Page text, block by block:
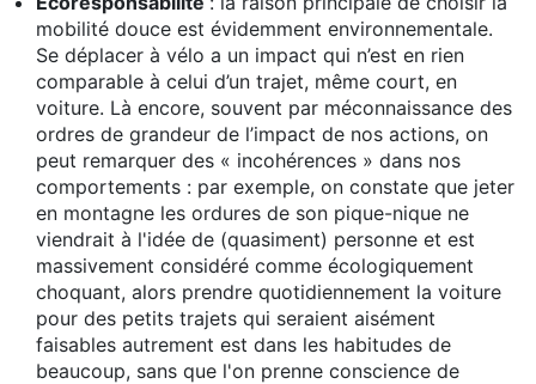
mobilité douce est évidemment environnementale.
Se déplacer à vélo a un impact qui n’est en rien
comparable à celui d’un trajet, même court, en
voiture. Là encore, souvent par méconnaissance des
ordres de grandeur de l’impact de nos actions, on
peut remarquer des « incohérences » dans nos
comportements : par exemple, on constate que jeter
en montagne les ordures de son pique-nique ne
viendrait à l'idée de (quasiment) personne et est
massivement considéré comme écologiquement
choquant, alors prendre quotidiennement la voiture
pour des petits trajets qui seraient aisément
faisables autrement est dans les habitudes de
beaucoup, sans que l'on prenne conscience de